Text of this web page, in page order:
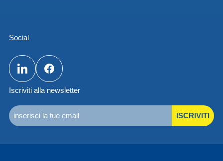
Social
Iscriviti alla newsletter
ISCRIVITI